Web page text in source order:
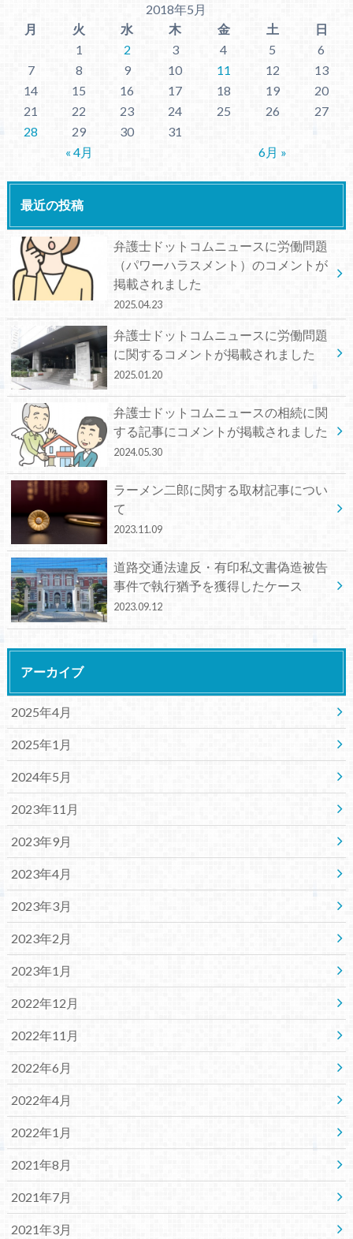
2018年5月
月
火 水 木 金 土 日
« 4月 6月 »
1 2 3 4 5
6
7
8 9 10 11 12
13
14
15 16 17 18 19
20
21
22 23 24 25 26
27
28
29 30 31
最近の投稿
弁護士ドットコムニュースに労働問題
（パワーハラスメント）のコメントが
掲載されました
2025.04.23
弁護士ドットコムニュースに労働問題
に関するコメントが掲載されました
2025.01.20
弁護士ドットコムニュースの相続に関
する記事にコメントが掲載されました
2024.05.30
ラーメン二郎に関する取材記事につい
て
2023.11.09
道路交通法違反・有印私文書偽造被告
事件で執行猶予を獲得したケース
2023.09.12
アーカイブ
2025年4月
2025年1月
2024年5月
2023年11月
2023年9月
2023年4月
2023年3月
2023年2月
2023年1月
2022年12月
2022年11月
2022年6月
2022年4月
2022年1月
2021年8月
2021年7月
2021年3月